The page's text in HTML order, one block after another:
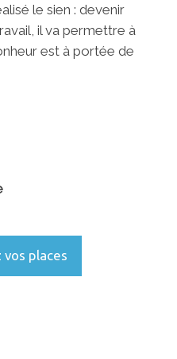
le sien : devenir
il va permettre à
est à portée de
places